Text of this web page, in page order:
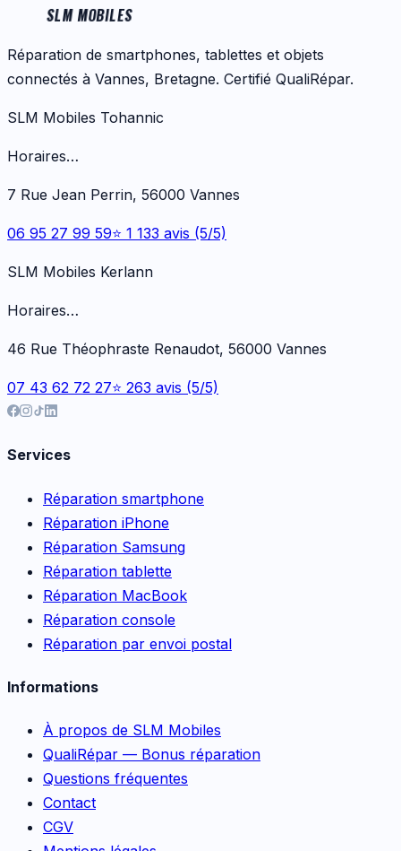
SLM MOBILES
Réparation de smartphones, tablettes et objets
connectés à Vannes, Bretagne. Certifié QualiRépar.
SLM Mobiles Tohannic
Horaires…
7 Rue Jean Perrin, 56000 Vannes
06 95 27 99 59⭐ 1 133 avis (5/5)
SLM Mobiles Kerlann
Horaires…
46 Rue Théophraste Renaudot, 56000 Vannes
07 43 62 72 27⭐ 263 avis (5/5)
Services
Réparation smartphone
Réparation iPhone
Réparation Samsung
Réparation tablette
Réparation MacBook
Réparation console
Réparation par envoi postal
Informations
À propos de SLM Mobiles
QualiRépar — Bonus réparation
Questions fréquentes
Contact
CGV